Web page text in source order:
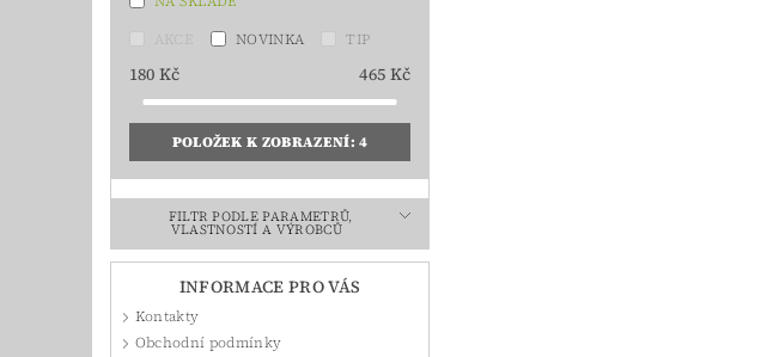
AKCE
NOVINKA TIP
180 Kč 465 Kč
POLOŽEK K ZOBRAZENÍ:4
FILTR PODLE PARAMETRŮ,
VLASTNOSTÍ A VÝROBCŮ
INFORMACE PRO VÁS
Kontakty
Obchodní podmínky